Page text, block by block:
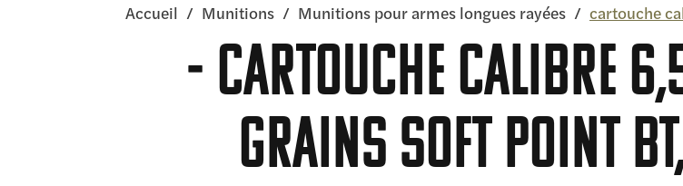
Accueil / Munitions / Munitions pour armes longues rayées / cartouche
cartouche calibre
grains Soft Point